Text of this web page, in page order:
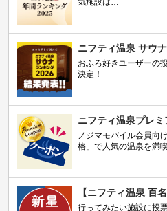
気施設は…
ニフティ温泉 サウ
おふろ好きユーザーの
決定！
ニフティ温泉プレ
ノジマモバイル会員向
格」で人気の温泉を満
【ニフティ温泉 百
行ってみたい施設に投